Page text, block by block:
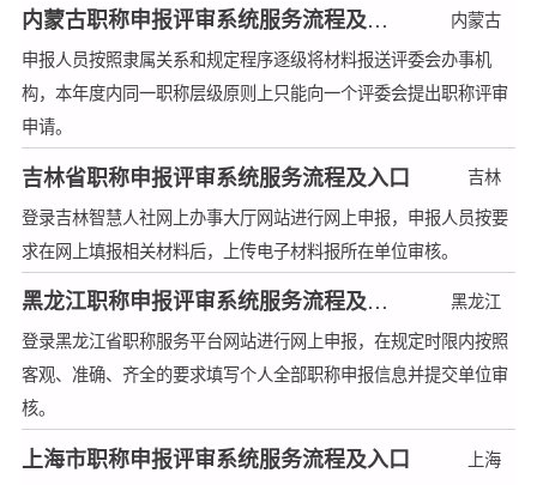
内蒙古职称申报评审系统服务流程及入口
内蒙古
申报人员按照隶属关系和规定程序逐级将材料报送评委会办事机
构，本年度内同一职称层级原则上只能向一个评委会提出职称评审
申请。
吉林省职称申报评审系统服务流程及入口
吉林
登录吉林智慧人社网上办事大厅网站进行网上申报，申报人员按要
求在网上填报相关材料后，上传电子材料报所在单位审核。
黑龙江职称申报评审系统服务流程及入口
黑龙江
登录黑龙江省职称服务平台网站进行网上申报，在规定时限内按照
客观、准确、齐全的要求填写个人全部职称申报信息并提交单位审
核。
上海市职称申报评审系统服务流程及入口
上海